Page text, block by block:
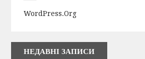
WordPress.org
НЕДАВНІ ЗАПИСИ